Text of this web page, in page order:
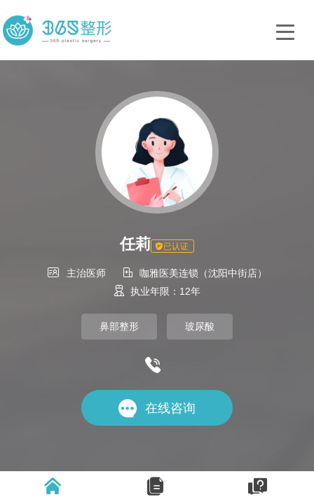
任莉 已认证
 主治医师 
咖雅医美连锁（沈阳中街店）
 执业年限：12年
鼻部整形 玻尿酸

 在线咨询
  